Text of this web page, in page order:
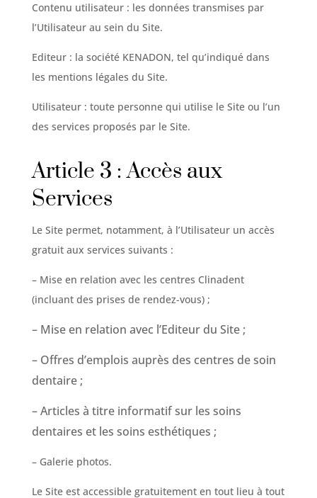
Contenu utilisateur : les données transmises par
l’Utilisateur au sein du Site.
Editeur : la société KENADON, tel qu’indiqué dans
les mentions légales du Site.
Utilisateur : toute personne qui utilise le Site ou l’un
des services proposés par le Site.
Article 3 : Accès aux
Services
Le Site permet, notamment, à l’Utilisateur un accès
gratuit aux services suivants :
– Mise en relation avec les centres Clinadent
(incluant des prises de rendez-vous) ;
– Mise en relation avec l’Editeur du Site ;
– Offres d’emplois auprès des centres de soin
dentaire ;
– Articles à titre informatif sur les soins
dentaires et les soins esthétiques ;
– Galerie photos.
Le Site est accessible gratuitement en tout lieu à tout